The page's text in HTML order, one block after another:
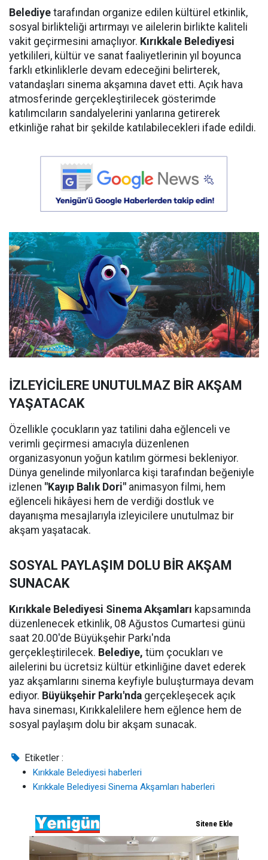
Belediye tarafından organize edilen kültürel etkinlik,
sosyal birlikteliği artırmayı ve ailelerin birlikte kaliteli
vakit geçirmesini amaçlıyor. Kırıkkale Belediyesi
yetkilileri, kültür ve sanat faaliyetlerinin yıl boyunca
farklı etkinliklerle devam edeceğini belirterek,
vatandaşları sinema akşamına davet etti. Açık hava
atmosferinde gerçekleştirilecek gösterimde
katılımcıların sandalyelerini yanlarına getirerek
etkinliğe rahat bir şekilde katılabilecekleri ifade edildi.
İZLEYİCİLERE UNUTULMAZ BİR AKŞAM
YAŞATACAK
Özellikle çocukların yaz tatilini daha eğlenceli ve
verimli geçirmesi amacıyla düzenlenen
organizasyonun yoğun katılım görmesi bekleniyor.
Dünya genelinde milyonlarca kişi tarafından beğeniyle
izlenen "Kayıp Balık Dori" animasyon filmi, hem
eğlenceli hikâyesi hem de verdiği dostluk ve
dayanışma mesajlarıyla izleyicilere unutulmaz bir
akşam yaşatacak.
SOSYAL PAYLAŞIM DOLU BİR AKŞAM
SUNACAK
Kırıkkale Belediyesi Sinema Akşamları kapsamında
düzenlenecek etkinlik, 08 Ağustos Cumartesi günü
saat 20.00'de Büyükşehir Parkı'nda
gerçekleştirilecek. Belediye, tüm çocukları ve
ailelerini bu ücretsiz kültür etkinliğine davet ederek
yaz akşamlarını sinema keyfiyle buluşturmaya devam
ediyor. Büyükşehir Parkı'nda gerçekleşecek açık
hava sineması, Kırıkkalelilere hem eğlence hem de
sosyal paylaşım dolu bir akşam sunacak.
Etiketler :
Kırıkkale Belediyesi haberleri
Kırıkkale Belediyesi Sinema Akşamları haberleri